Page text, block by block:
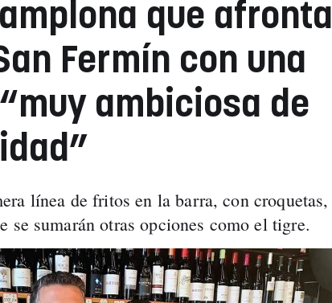
que afronta
Fermín con una
ambiciosa de
línea de fritos en la barra, con croquetas,
se sumarán otras opciones como el tigre.